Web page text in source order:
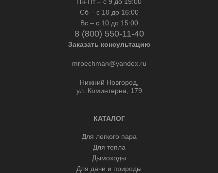
Сб – с 10 до 16:00
Вс – с 10 до 15:00
8 (800) 550-11-40
Заказать консультацию
mrpechman@yandex.ru
Нижний Новгород,
ул. Коминтерна, 179
КАТАЛОГ
Для легкого пара
Для тепла
Дымоходы
Для дачи и природы